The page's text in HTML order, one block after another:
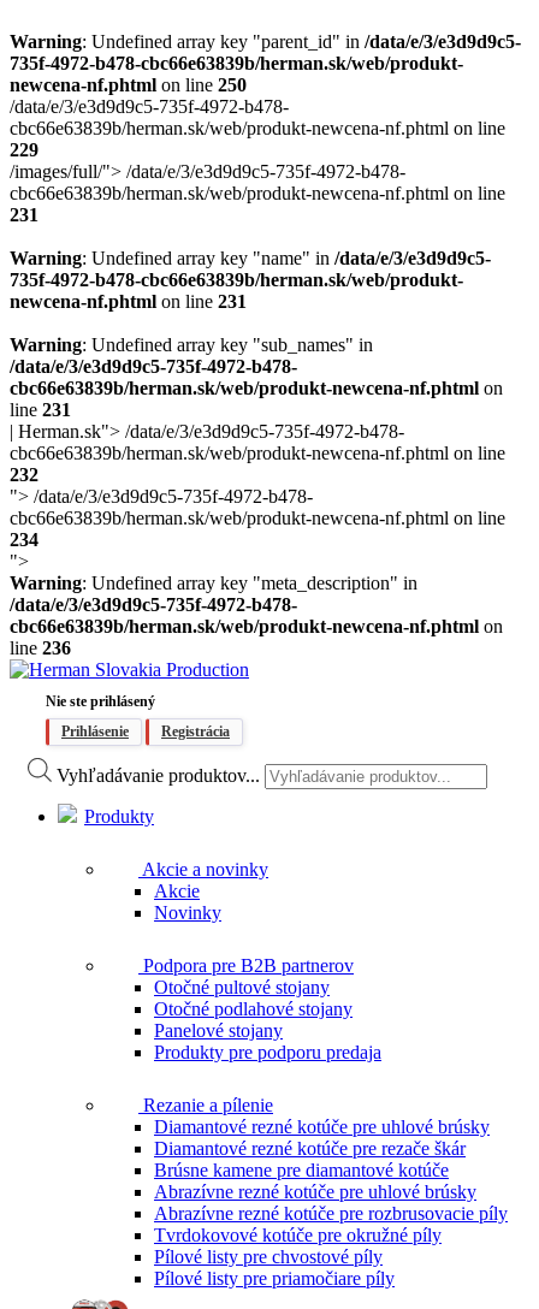
Warning: Undefined array key "parent_id" in /data/e/3/e3d9d9c5-
735f-4972-b478-cbc66e63839b/herman.sk/web/produkt-
newcena-nf.phtml on line 250
/data/e/3/e3d9d9c5-735f-4972-b478-
cbc66e63839b/herman.sk/web/produkt-newcena-nf.phtml on line
229
/images/full/"> /data/e/3/e3d9d9c5-735f-4972-b478-
cbc66e63839b/herman.sk/web/produkt-newcena-nf.phtml on line
231
Warning: Undefined array key "name" in /data/e/3/e3d9d9c5-
735f-4972-b478-cbc66e63839b/herman.sk/web/produkt-
newcena-nf.phtml on line 231
Warning: Undefined array key "sub_names" in
/data/e/3/e3d9d9c5-735f-4972-b478-
cbc66e63839b/herman.sk/web/produkt-newcena-nf.phtml on
line 231
| Herman.sk"> /data/e/3/e3d9d9c5-735f-4972-b478-
cbc66e63839b/herman.sk/web/produkt-newcena-nf.phtml on line
232
"> /data/e/3/e3d9d9c5-735f-4972-b478-
cbc66e63839b/herman.sk/web/produkt-newcena-nf.phtml on line
234
">
Warning: Undefined array key "meta_description" in
/data/e/3/e3d9d9c5-735f-4972-b478-
cbc66e63839b/herman.sk/web/produkt-newcena-nf.phtml on
line 236
Nie ste prihlásený
Prihlásenie
Registrácia
Vyhľadávanie produktov...
Produkty
Akcie a novinky
Akcie
Novinky
Podpora pre B2B partnerov
Otočné pultové stojany
Otočné podlahové stojany
Panelové stojany
Produkty pre podporu predaja
Rezanie a pílenie
Diamantové rezné kotúče pre uhlové brúsky
Diamantové rezné kotúče pre rezače škár
Brúsne kamene pre diamantové kotúče
Abrazívne rezné kotúče pre uhlové brúsky
Abrazívne rezné kotúče pre rozbrusovacie píly
Tvrdokovové kotúče pre okružné píly
Pílové listy pre chvostové píly
Pílové listy pre priamočiare píly